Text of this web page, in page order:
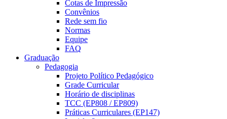
Cotas de Impressão
Convênios
Rede sem fio
Normas
Equipe
FAQ
Graduação
Pedagogia
Projeto Político Pedagógico
Grade Curricular
Horário de disciplinas
TCC (EP808 / EP809)
Práticas Curriculares (EP147)